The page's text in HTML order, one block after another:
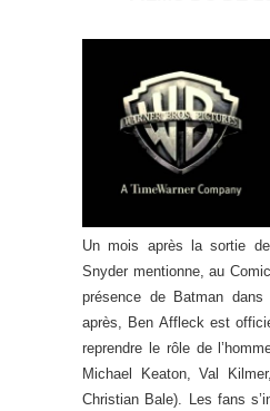
Un mois après la sortie de
Snyder mentionne, au
présence de Batman
après, Ben Affleck est
reprendre le rôle de
Michael Keaton, Val
Christian Bale). Les fans